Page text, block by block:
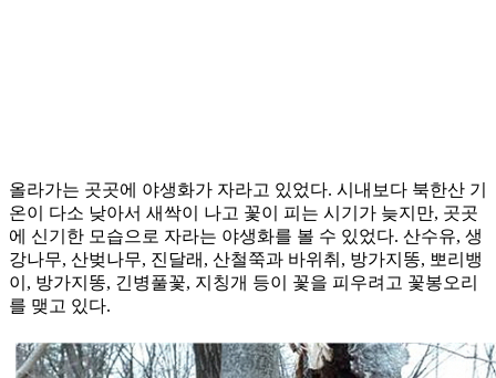
올라가는 곳곳에 야생화가 자라고 있었다. 시내보다 북한산 기
온이 다소 낮아서 새싹이 나고 꽃이 피는 시기가 늦지만, 곳곳
에 신기한 모습으로 자라는 야생화를 볼 수 있었다. 산수유, 생
강나무, 산벚나무, 진달래, 산철쭉과 바위취, 방가지똥, 뽀리뱅
이, 방가지똥, 긴병풀꽃, 지칭개 등이 꽃을 피우려고 꽃봉오리
를 맺고 있다.